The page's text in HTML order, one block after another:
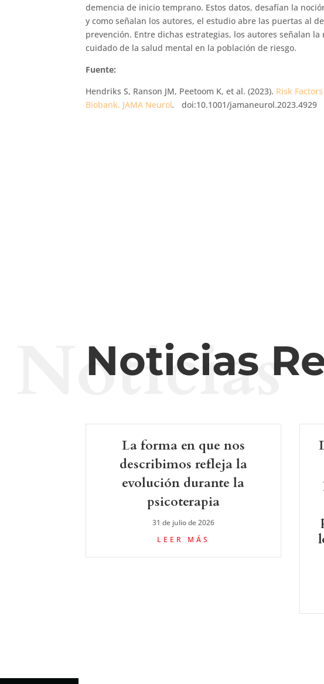
demencia de inicio temprano. Estos datos, desafían la
y como señalan los autores, el estudio abre las puertas al
prevención. Entre dichas estrategias, los autores señalan
cuidado de la salud mental en la población de riesgo.
Fuente:
Hendriks S, Ranson JM, Peetoom K, et al. (2023). Risk
Biobank. JAMA Neurol. doi:10.1001/jamaneurol.2023.4929
Noticias
Noticias
La forma en que nos
describimos refleja la
evolución durante la
psicoterapia
31 de julio de 2026
LEER MÁS